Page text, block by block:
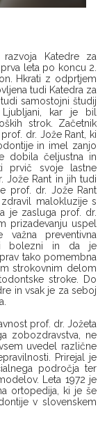
Katedre za
leta po koncu 2.
Hkrati z odprtjem
tudi Katedra za
samostojni študij
kar je bil
strok. Začetnik
dr. Jože Rant, ki
in imel zanjo
dobila čeljustna in
prvič svoje lastne
Jože Rant in jih tudi
prof. dr. Jože Rant
malokluzije s
je zasluga prof. dr.
prizadevanju uspel
preventivna
bolezni in da je
tako pomembna
strokovnim delom
stroke. Do
in vsak je za seboj
prof. dr. Jožeta
zobozdravstva, ne
uvedel različne
Prirejal je
področja ter
Leta 1972 je
ortopedija, ki je še
v slovenskem